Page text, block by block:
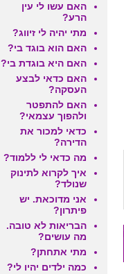
האם עשו לי עין
הרע?
מתי יהיה לי זיווג?
האם הוא בוגד בי?
האם היא בוגדת בי?
האם כדאי לבצע
העסקה?
האם להתפטר
ולהפוך עצמאי?
כדאי למכור את
הדירה?
מה כדאי לי ללמוד?
איך לקרוא לתינוק
שנולד?
אני מדוכאת. יש
פיתרון?
הבריאות לא טובה.
מה עושים?
מתי אתחתן?
כמה ילדים יהיו לי?